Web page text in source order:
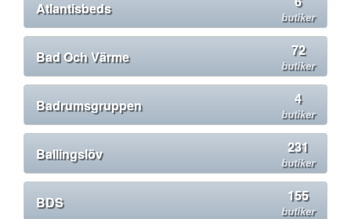
Atlantisbeds butiker
Bad Och Värme 72
butiker
Badrumsgruppen 4
butiker
Ballingslöv 231
butiker
BDS 155
butiker